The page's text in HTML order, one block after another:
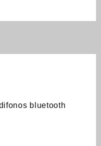
bluetooth